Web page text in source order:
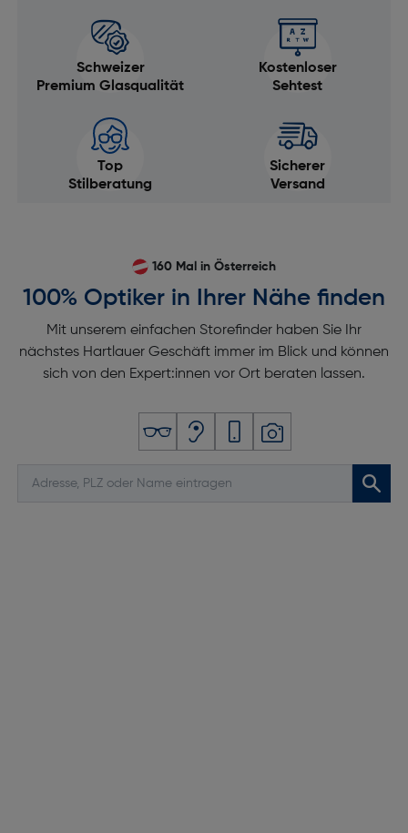
Schweizer
Premium Glasqualität
Kostenloser
Sehtest
Top
Stilberatung
Sicherer
Versand
160 Mal in Österreich
100% Optiker in Ihrer Nähe finden
Mit unserem einfachen Storefinder haben Sie Ihr
nächstes Hartlauer Geschäft immer im Blick und können
sich von den Expert:innen vor Ort beraten lassen.